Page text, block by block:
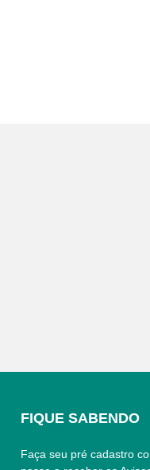
FIQUE SABENDO
Faça seu pré cadastro